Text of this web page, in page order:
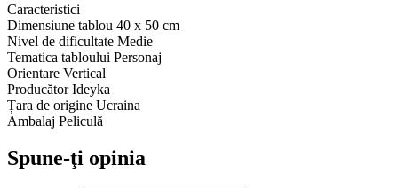
Caracteristici
Dimensiune tablou 40 x 50 cm
Nivel de dificultate Medie
Tematica tabloului Personaj
Orientare Vertical
Producător Ideyka
Țara de origine Ucraina
Ambalaj Peliculă
Spune-ţi opinia